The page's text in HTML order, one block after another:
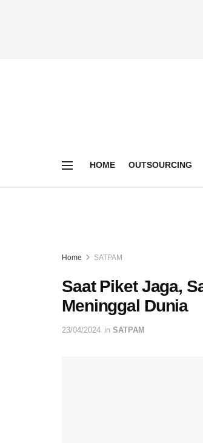
HOME OUTSOURCING
Home SATPAM
Saat Piket Jaga,
Meninggal Dunia
23/04/2024 in SATPAM